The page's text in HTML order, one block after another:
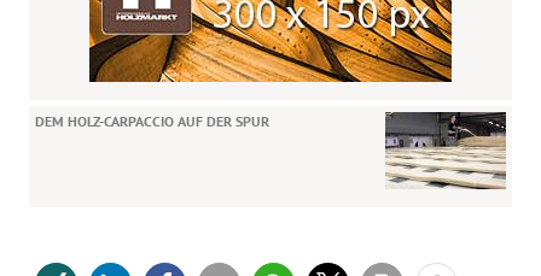
DEM HOLZ-CARPACCIO AUF DER SPUR